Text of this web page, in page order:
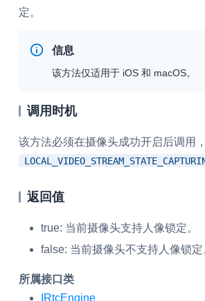
定。
信息
该方法仅适用于 iOS 和 macOS。
调用时机
该方法必须在摄像头成功开启后调用
返回值
true: 当前摄像头支持人像锁定。
false: 当前摄像头不支持人像锁定
所属接口类
IRtcEngine